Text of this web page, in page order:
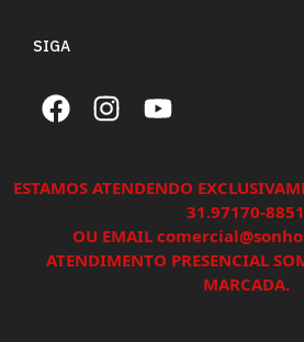
SIGA
ESTAMOS ATENDENDO
31.97170-8851
OU EMAIL
ATENDIMENTO PRESENCIAL
MARCADA.